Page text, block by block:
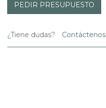
PEDIR PRESUPUESTO
¿Tiene dudas? Contáctenos